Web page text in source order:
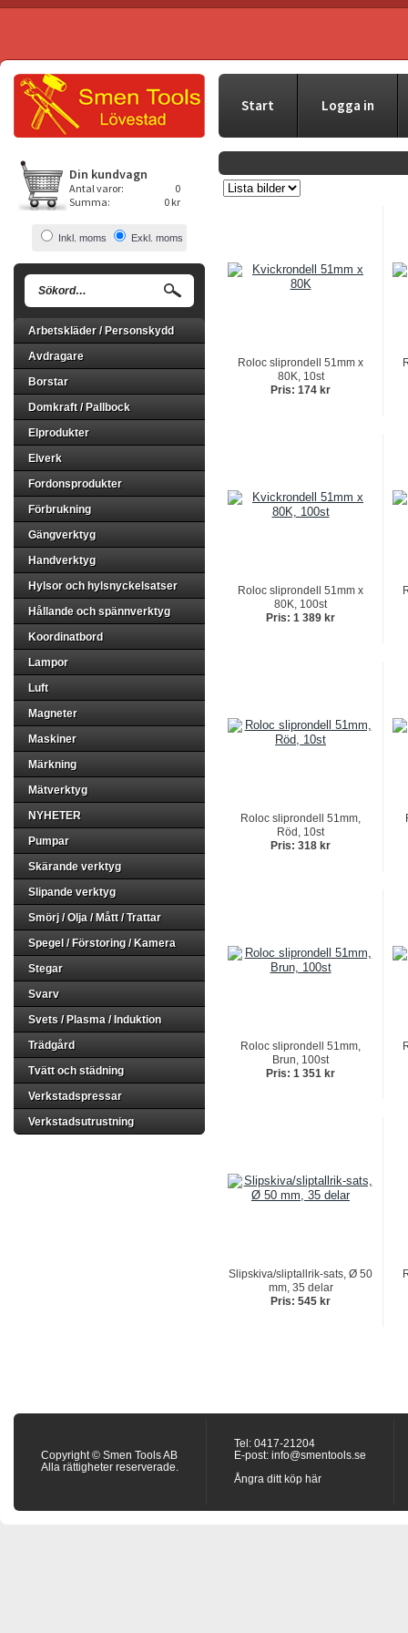
Start Logga in
Din kundvagn
Antal varor:
0
Summa:
0 kr
Inkl. moms Exkl. moms
Arbetskläder / Personskydd
Avdragare
Borstar
Domkraft / Pallbock
Elprodukter
Elverk
Fordonsprodukter
Förbrukning
Gängverktyg
Handverktyg
Hylsor och hylsnyckelsatser
Hållande och spännverktyg
Koordinatbord
Lampor
Luft
Magneter
Maskiner
Märkning
Mätverktyg
NYHETER
Pumpar
Skärande verktyg
Slipande verktyg
Smörj / Olja / Mått / Trattar
Spegel / Förstoring / Kamera
Stegar
Svarv
Svets / Plasma / Induktion
Trädgård
Tvätt och städning
Verkstadspressar
Verkstadsutrustning
Roloc sliprondell 51mm x
80K, 10st
Pris: 174 kr
Roloc sliprondell 51mm x
80K, 100st
Pris: 1 389 kr
Roloc sliprondell 51mm,
Röd, 10st
Pris: 318 kr
Roloc sliprondell 51mm,
Brun, 100st
Pris: 1 351 kr
Slipskiva/sliptallrik-sats, Ø 50
mm, 35 delar
Pris: 545 kr
Copyright © Smen Tools AB
Alla rättigheter reserverade.
Tel: 0417-21204
E-post: info@smentools.se
Ångra ditt köp här